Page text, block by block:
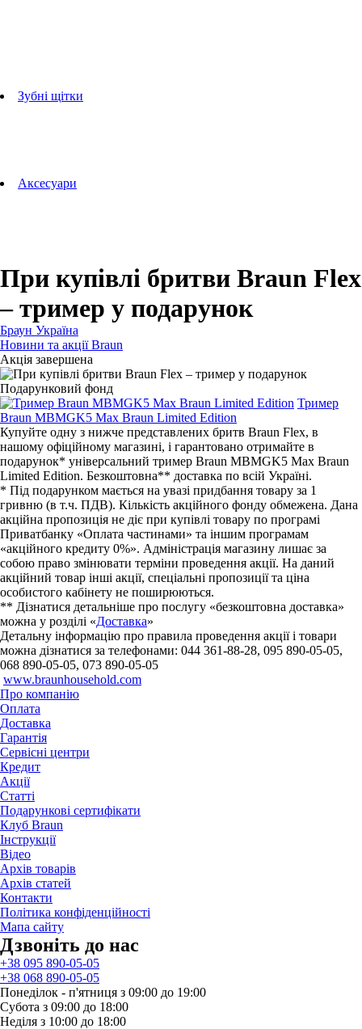
Зубні щітки
Aксесуари
При купівлі бритви Braun Flex
– тример у подарунок
Браун Україна
Новини та акції Braun
Акція завершена
Подарунковий фонд
Тример
Braun MBMGK5 Max Braun Limited Edition
Купуйте одну з нижче представлених бритв Braun Flex, в
нашому офіційному магазині, і гарантовано отримайте в
подарунок* універсальний тример Braun MBMGK5 Max Braun
Limited Edition. Безкоштовна** доставка по всій Україні.
* Під подарунком мається на увазі придбання товару за 1
гривню (в т.ч. ПДВ). Кількість акційного фонду обмежена. Дана
акційна пропозиція не діє при купівлі товару по програмі
Приватбанку «Оплата частинами» та іншим програмам
«акційного кредиту 0%». Адміністрація магазину лишає за
собою право змінювати терміни проведення акції. На даний
акційний товар інші акції, спеціальні пропозиції та ціна
особистого кабінету не поширюються.
** Дізнатися детальніше про послугу «безкоштовна доставка»
можна у розділі «Доставка»
Детальну інформацію про правила проведення акції і товари
можна дізнатися за телефонами: 044 361-88-28, 095 890-05-05,
068 890-05-05, 073 890-05-05
www.braunhousehold.com
Про компанію
Оплата
Доставка
Гарантія
Сервісні центри
Кредит
Акції
Статті
Подарункові сертифікати
Клуб Braun
Iнструкції
Відео
Архів товарів
Архів статей
Контакти
Політика конфіденційності
Мапа сайту
Дзвонiть до нас
+38 095 890-05-05
+38 068 890-05-05
Понеділок - п'ятниця з 09:00 до 19:00
Субота з 09:00 до 18:00
Неділя з 10:00 до 18:00